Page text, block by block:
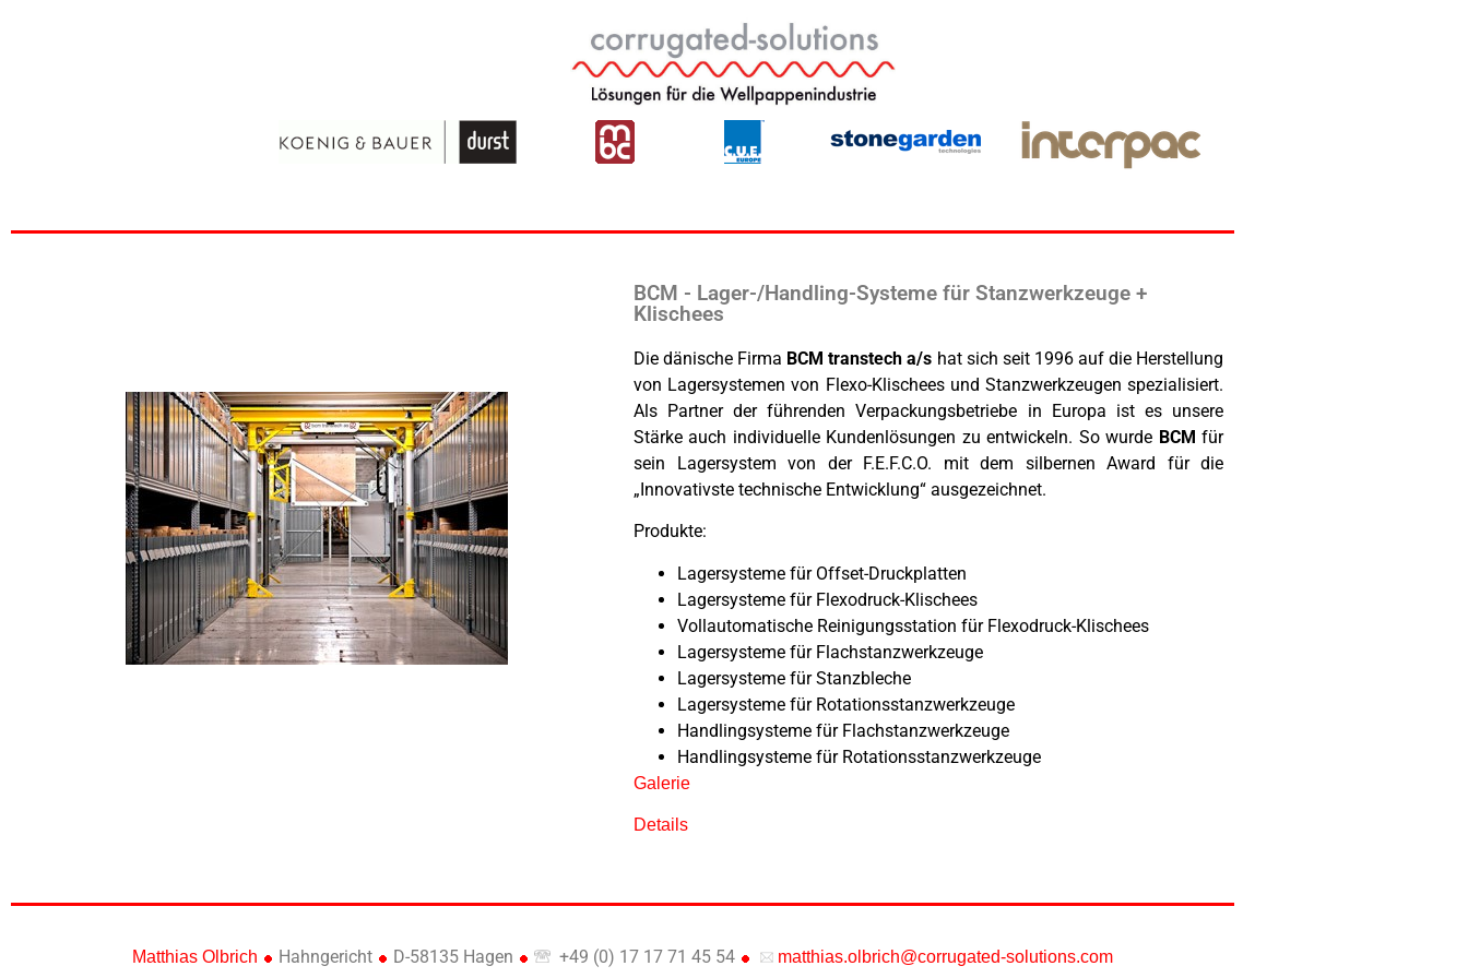
BCM - Lager-/Handling-Systeme für Stanzwerkzeuge +
Klischees
Die dänische Firma BCM transtech a/s hat sich seit 1996 auf die Herstellung
von Lagersystemen von Flexo-Klischees und Stanzwerkzeugen spezialisiert.
Als Partner der führenden Verpackungsbetriebe in Europa ist es unsere
Stärke auch individuelle Kundenlösungen zu entwickeln. So wurde BCM für
sein Lagersystem von der F.E.F.C.O. mit dem silbernen Award für die
„Innovativste technische Entwicklung“ ausgezeichnet.
Produkte:
Lagersysteme für Offset-Druckplatten
Lagersysteme für Flexodruck-Klischees
Vollautomatische Reinigungsstation für Flexodruck-Klischees
Lagersysteme für Flachstanzwerkzeuge
Lagersysteme für Stanzbleche
Lagersysteme für Rotationsstanzwerkzeuge
Handlingsysteme für Flachstanzwerkzeuge
Handlingsysteme für Rotationsstanzwerkzeuge
Galerie
Details
Matthias Olbrich Hahngericht D-58135 Hagen +49 (0) 17 17 71 45 54 matthias.olbrich@corrugated-solutions.com